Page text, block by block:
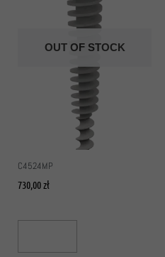
OUT OF STOCK
C4524MP
730,00zł